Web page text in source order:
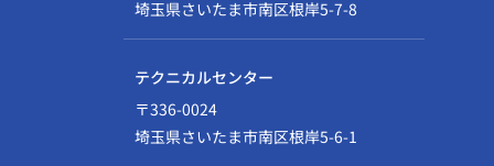
埼玉県さいたま市南区根岸5-7-8
テクニカルセンター
〒336-0024
埼玉県さいたま市南区根岸5-6-1